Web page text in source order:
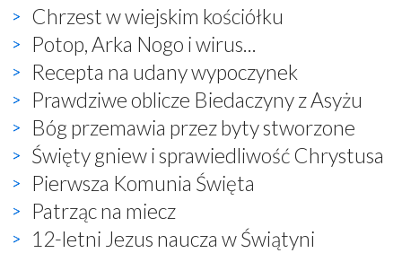
Chrzest w wiejskim kościółku
Potop, Arka Nogo i wirus...
Recepta na udany wypoczynek
Prawdziwe oblicze Biedaczyny z Asyżu
Bóg przemawia przez byty stworzone
Święty gniew i sprawiedliwość Chrystusa
Pierwsza Komunia Święta
Patrząc na miecz
12-letni Jezus naucza w Świątyni